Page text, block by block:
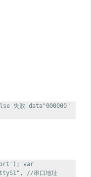
失败 data"000000"
var
//串口地址